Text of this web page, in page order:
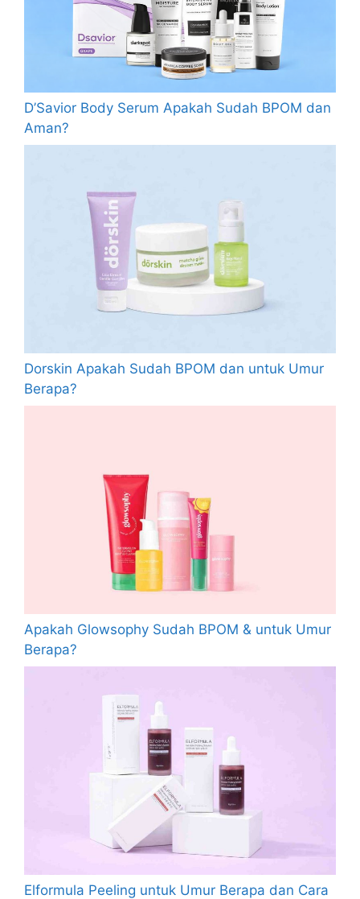
D’Savior Body Serum Apakah Sudah BPOM dan
Aman?
Dorskin Apakah Sudah BPOM dan untuk Umur
Berapa?
Apakah Glowsophy Sudah BPOM & untuk Umur
Berapa?
Elformula Peeling untuk Umur Berapa dan Cara